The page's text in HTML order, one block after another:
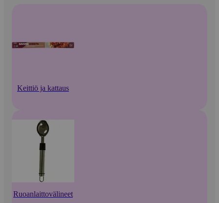
Keittiö ja kattaus
Ruoanlaittovälineet